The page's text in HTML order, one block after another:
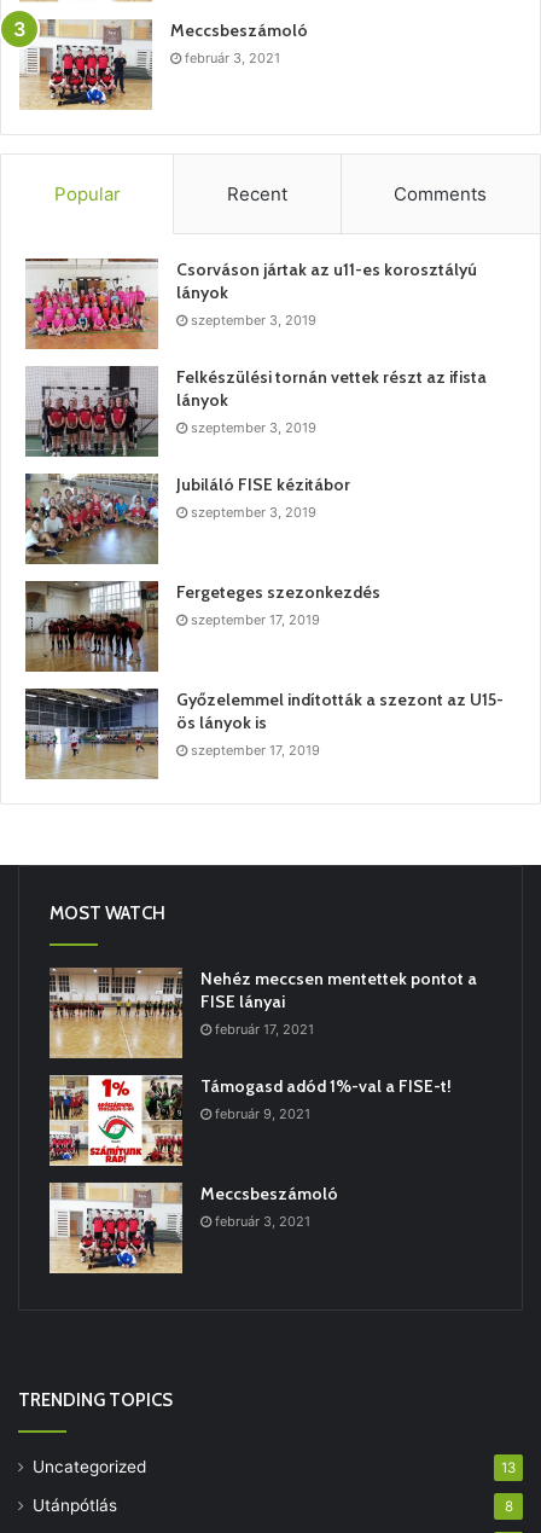
Meccsbeszámoló
február 3, 2021
Popular Recent Comments
Csorváson jártak az u11-es korosztályú
lányok
szeptember 3, 2019
Felkészülési tornán vettek részt az ifista
lányok
szeptember 3, 2019
Jubiláló FISE kézitábor
szeptember 3, 2019
Fergeteges szezonkezdés
szeptember 17, 2019
Győzelemmel indították a szezont az U15-
ös lányok is
szeptember 17, 2019
MOST WATCH
Nehéz meccsen mentettek pontot a
FISE lányai
február 17, 2021
Támogasd adód 1%-val a FISE-t!
február 9, 2021
Meccsbeszámoló
február 3, 2021
TRENDING TOPICS
Uncategorized 13
Utánpótlás 8